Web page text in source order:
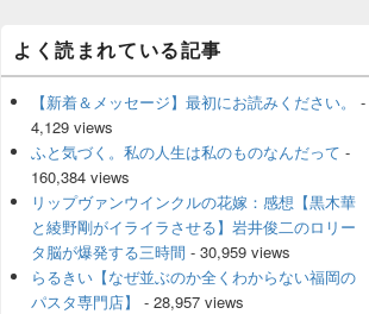
ン
サ
バ
ウ
ェ
よく読まれている記事
【新着＆メッセージ】最初にお読みください。
-
4,129 views
ふと気づく。私の人生は私のものなんだって -
160,384 views
リップヴァンウインクルの花嫁：感想【黒木華
と綾野剛がイライラさせる】岩井俊二のロリー
タ脳が爆発する三時間 - 30,959 views
らるきい【なぜ並ぶのか全くわからない福岡の
パスタ専門店】
- 28,957 views